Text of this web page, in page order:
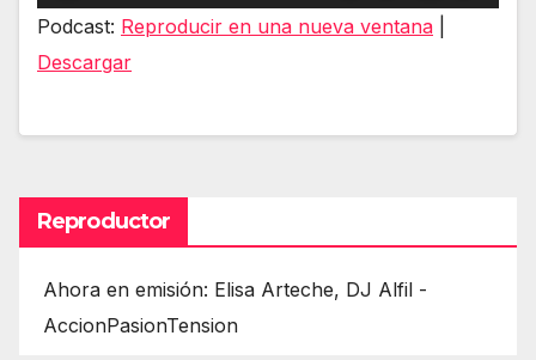
de
audio
Podcast: Reproducir en una nueva ventana
Descargar
Reproductor
Ahora en emisión: Elisa Arteche, DJ Alfil -
AccionPasionTension